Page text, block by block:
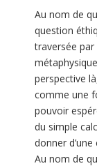
Au nom de
question
traversée par
perspective
comme une
pouvoir
du simple
donner
Au nom de